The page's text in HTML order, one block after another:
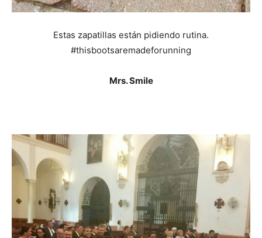
Estas zapatillas están pidiendo rutina.
#thisbootsaremadeforunning
Mrs. Smile